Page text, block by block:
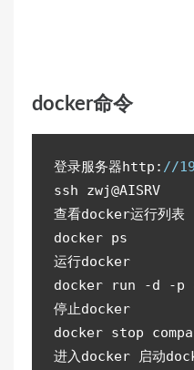
docker命令
登录服务器http : //
ssh
查看docker运行列表
docker ps
运行docker
docker run
-d -p
停止docker
进入docker 启动